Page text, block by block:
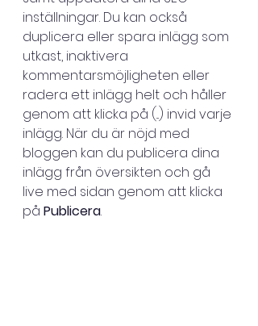
inställningar. Du kan också
duplicera eller spara inlägg som
utkast, inaktivera
kommentarsmöjligheten eller
radera ett inlägg helt och håller
genom att klicka på (...) invid varje
inlägg. När du är nöjd med
bloggen kan du publicera dina
inlägg från översikten och gå
live med sidan genom att klicka
på Publicera.